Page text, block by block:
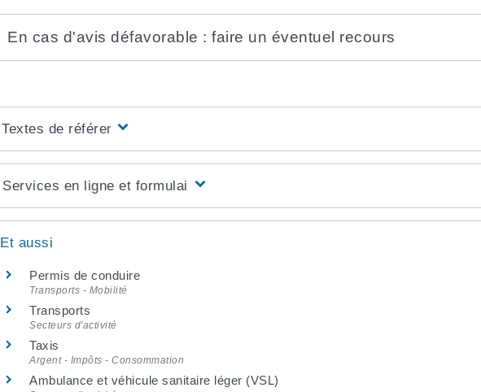
En cas d'avis défavorable : faire un éventuel recours
Textes de référence
Services en ligne et formulaires
Et aussi
Permis de conduire
Transports - Mobilité
Transports
Secteurs d'activité
Taxis
Argent - Impôts - Consommation
Ambulance et véhicule sanitaire léger (VSL)